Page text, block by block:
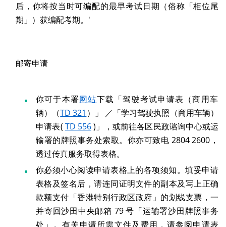
后，你将按当时可编配的最早考试日期（俗称「柜位尾
期」）获编配考期。'
邮寄申请
你可于本署网站下载「驾驶考试申请表（商用车
辆）（TD 321 ）」 ／「学习驾驶执照（商用车辆）
申请表( TD 556)」，或前往各区民政谘询中心或运
输署的牌照事务处索取。你亦可致电 2804 2600，
透过传真服务取得表格。
你必须小心阅读申请表格上的各项须知。填妥申请
表格及签名后，请连同证明文件的副本及写上正确
款额支付「香港特别行政区政府」的划线支票，一
并寄回沙田中央邮箱 79 号「运输署沙田牌照事务
处」。有关申请所需文件及费用，请参阅申请表